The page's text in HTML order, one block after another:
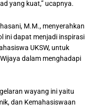
yang kuat,” ucapnya.
M.M., menyerahkan
ini dapat menjadi inspirasi
UKSW, untuk
dalam menghadapi
wayang ini yaitu
dan Kemahasiswaan